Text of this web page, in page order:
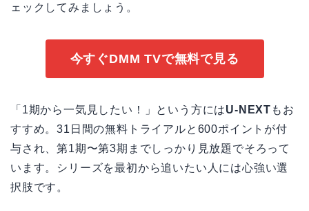
ェックしてみましょう。
今すぐDMM TVで無料で見る
「1期から一気見したい！」という方にはU-NEXT もお
すすめ。31日間の無料トライアルと600ポイントが付
与され、第1期〜第3期までしっかり見放題でそろって
います。シリーズを最初から追いたい人には心強い選
択肢です。